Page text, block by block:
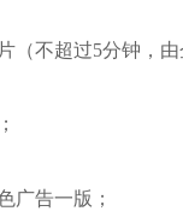
不超过5分钟，由
告一版；